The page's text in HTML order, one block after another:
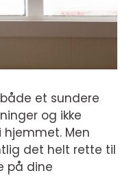
et sundere
og ikke
Men
det helt rette til
på dine